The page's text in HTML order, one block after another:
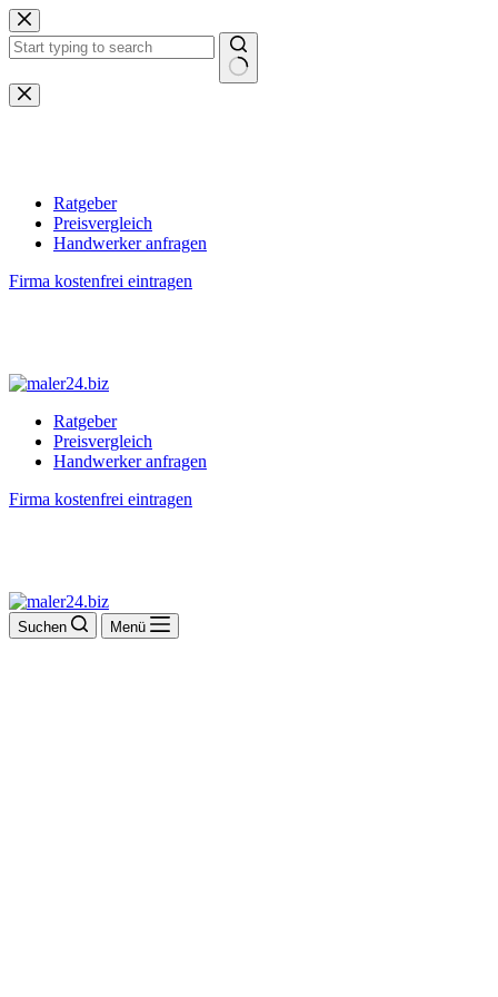
Zum
Inhalt
springen
Keine
Ergebnisse
Ratgeber
Preisvergleich
Handwerker anfragen
Firma kostenfrei eintragen
Ratgeber
Preisvergleich
Handwerker anfragen
Firma kostenfrei eintragen
Suchen Menü